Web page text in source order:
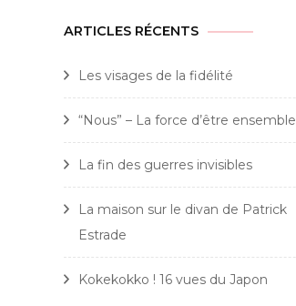
ARTICLES RÉCENTS
Les visages de la fidélité
“Nous” – La force d’être ensemble
La fin des guerres invisibles
La maison sur le divan de Patrick
Estrade
Kokekokko ! 16 vues du Japon